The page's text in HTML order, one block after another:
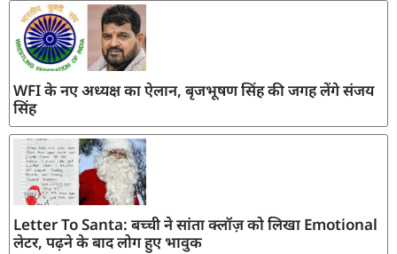
WFI के नए अध्यक्ष का ऐलान, बृजभूषण सिंह की जगह लेंगे संजय
सिंह
Letter To Santa: बच्ची ने सांता क्लॉज़ को लिखा Emotional
लेटर, पढ़ने के बाद लोग हुए भावुक